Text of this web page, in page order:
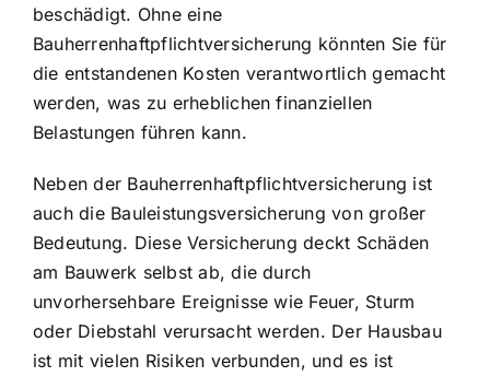
beschädigt. Ohne eine
Bauherrenhaftpflichtversicherung könnten Sie für
die entstandenen Kosten verantwortlich gemacht
werden, was zu erheblichen finanziellen
Belastungen führen kann.
Neben der Bauherrenhaftpflichtversicherung ist
auch die Bauleistungsversicherung von großer
Bedeutung. Diese Versicherung deckt Schäden
am Bauwerk selbst ab, die durch
unvorhersehbare Ereignisse wie Feuer, Sturm
oder Diebstahl verursacht werden. Der Hausbau
ist mit vielen Risiken verbunden, und es ist